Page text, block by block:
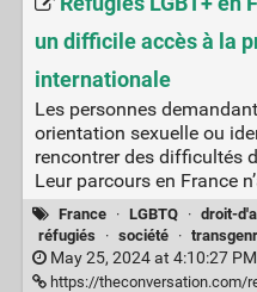
un difficile accès à la
internationale
Les personnes
orientation sexuelle ou
rencontrer des difficultés
Leur parcours en France
France · LGBTQ · droit-
réfugiés
· société ·
May 25, 2024 at 4:10:27 PM
https://theconversation.com/refugies-lgbt-en-